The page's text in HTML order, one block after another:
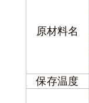
原材料名
保存温度